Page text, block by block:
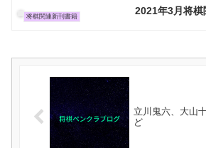
将棋関連新刊書籍 2021年3月将棋
立川鬼六、大山
ど